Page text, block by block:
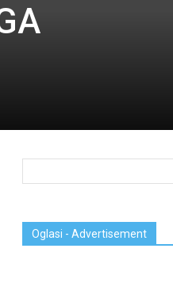
Oglasi - Advertisement